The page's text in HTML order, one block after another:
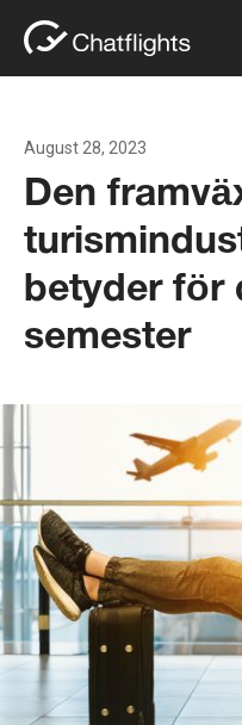
August 28, 2023
Den
betyder för
semester